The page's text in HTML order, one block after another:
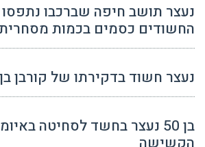
נעצר תושב חיפה שברכבו
החשודים כסמים בכמות
נעצר חשוד בדקירתו של קורבן בן 48 בחיפה
בן 50 נעצר בחשד לסחיטה